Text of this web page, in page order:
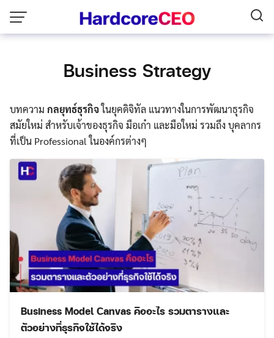
content
Business Strategy
บทความ กลยุทธ์ธุรกิจในยุคดิจิทัล แนวทางในการพัฒนาธุรกิจ
สมัยใหม่ สำหรับเจ้าของธุรกิจ มือเก๋า และมือใหม่ รวมถึง บุคลากร
ที่เป็น Professional ในองค์กรต่างๆ
Business Model Canvas คืออะไร รวมตารางและ
ตัวอย่างที่ธุรกิจใช้ได้จริง